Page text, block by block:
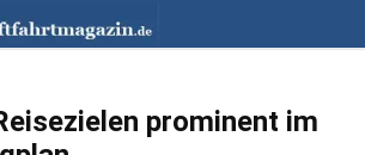
prominent im